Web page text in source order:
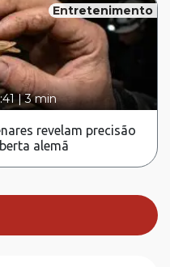
Entretenimento
|3 min
revelam precisão
alemã